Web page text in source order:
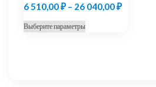
6 510,00₽ – 26 040,00₽Диапазон
Выберите параметрыЭтот